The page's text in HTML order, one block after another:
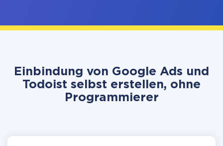
Einbindung von Google Ads und
Todoist selbst erstellen, ohne
Programmierer